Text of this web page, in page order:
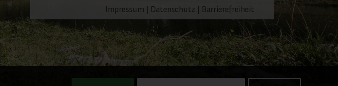
Impressum | Datenschutz | Barrierefreiheit